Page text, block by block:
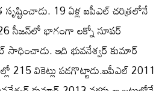
19 ఏళ్ల ఐపీఎల్ చరిత్రలోనే
సీజన్‌లో భాగంగా లక్నో సూపర్
ఇది భువనేశ్వర్ కుమార్
వికెట్లు పడగొట్టాడు.ఐపీఎల్ 2011